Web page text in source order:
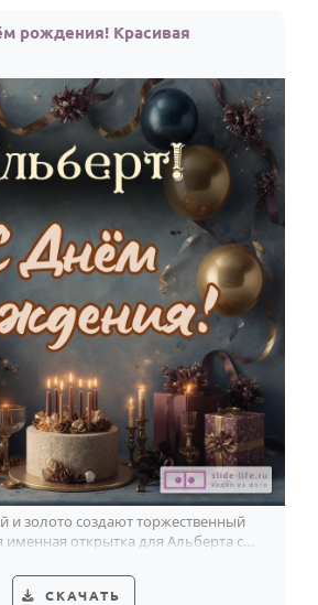
рождения! Красивая
и золото создают торжественный
именная открытка для Альберта с
СКАЧАТЬ